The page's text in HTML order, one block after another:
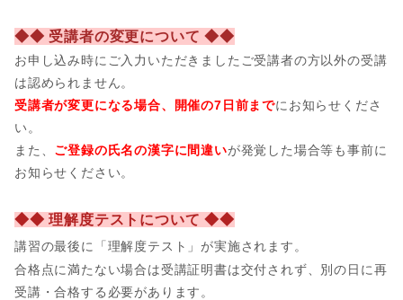
◆◆ 受講者の変更について ◆◆
お申し込み時にご入力いただきましたご受講者の方以外の受講
は認められません。
受講者が変更になる場合、開催の7日前までにお知らせくださ
い。
また、 ご登録の氏名の漢字に間違いが発覚した場合等も事前に
お知らせください。
◆◆ 理解度テストについて ◆◆
講習の最後に「理解度テスト」が実施されます。
合格点に満たない場合は受講証明書は交付されず、別の日に再
受講・合格する必要があります。